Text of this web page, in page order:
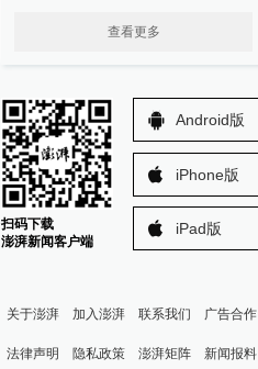
查看更多
扫码下载
澎湃新闻客户端
Android版
iPhone版
iPad版
关于澎湃 加入澎湃 联系我们 广告合作
法律声明 隐私政策 澎湃矩阵 新闻报料